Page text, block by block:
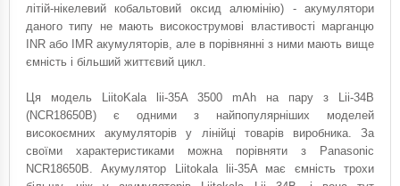
літій-нікелевий кобальтовий оксид алюмінію) - акумулятори
даного типу не мають високострумові властивості марганцю
INR або IMR акумуляторів, але в порівнянні з ними мають вище
ємність і більший життєвий цикл.
Ця модель LiitoKala lii-35A 3500 mAh на пару з Lii-34B
(NCR18650B) є одними з найпопулярніших моделей
високоємних акумуляторів у лінійці товарів виробника. За
своїми характеристиками можна порівняти з Panasonic
NCR18650B. Акумулятор Liitokala lii-35A має ємність трохи